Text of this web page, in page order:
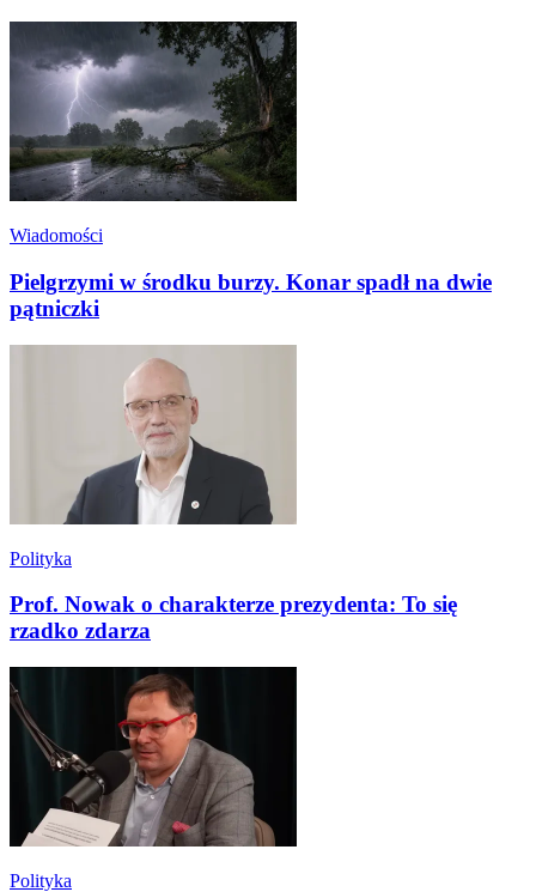
Wiadomości
Pielgrzymi w środku burzy. Konar spadł na dwie
pątniczki
Polityka
Prof. Nowak o charakterze prezydenta: To się
rzadko zdarza
Polityka